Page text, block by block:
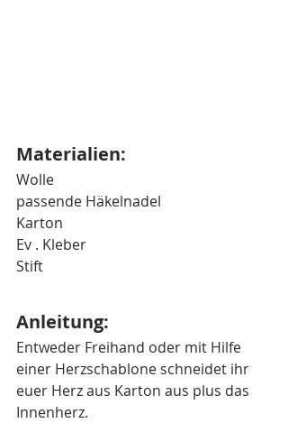
Materialien:
Wolle
passende Häkelnadel
Karton
Ev . Kleber
Stift
Anleitung:
Entweder Freihand oder mit Hilfe
einer Herzschablone schneidet ihr
euer Herz aus Karton aus plus das
Innenherz.